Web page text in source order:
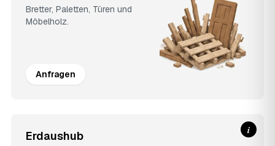
Bretter, Paletten, Türen und
Möbelholz.
Anfragen
Erdaushub i